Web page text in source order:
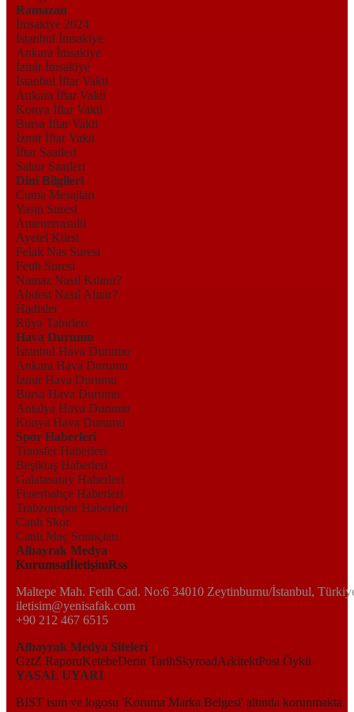
Ramazan
İmsakiye 2024
İstanbul İmsakiye
Ankara İmsakiye
İzmir İmsakiye
İstanbul İftar Vakti
Ankara İftar Vakti
Konya İftar Vakti
Bursa İftar Vakti
İzmir İftar Vakti
İftar Saatleri
Sahur Saatleri
Dini Bilgileri
Cuma Mesajları
Yasin Suresi
Amenerrasulü
Ayetel Kürsi
Felak Nas Suresi
Fetih Suresi
Namaz Nasıl Kılınır?
Abdest Nasıl Alınır?
Hadisler
Rüya Tabirleri
Hava Durumu
İstanbul Hava Durumu
Ankara Hava Durumu
İzmir Hava Durumu
Bursa Hava Durumu
Antalya Hava Durumu
Konya Hava Durumu
Spor Haberleri
Transfer Haberleri
Beşiktaş Haberleri
Galatasaray Haberleri
Fenerbahçe Haberleri
Trabzonspor Haberleri
Canlı Skor
Canlı Maç Sonuçları
Albayrak Medya
KurumsalİletişimRss
Maltepe Mah. Fetih Cad. No:6 34010 Zeytinburnu/İstanbul,
iletisim@yenisafak.com
+90 212 467 6515
Albayrak Medya Siteleri
GztZ RaporuKetebeDerin TarihSkyroadArkitektPost Öykü
YASAL UYARI
BIST isim ve logosu 'Koruma Marka Belgesi' altında korunmakta